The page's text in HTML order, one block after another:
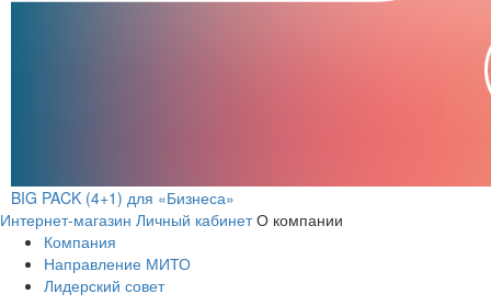
BIG PACK (4+1) для «Бизнеса»
Интернет-магазин Личный кабинетО компании
Компания
Направление МИТО
Лидерский совет